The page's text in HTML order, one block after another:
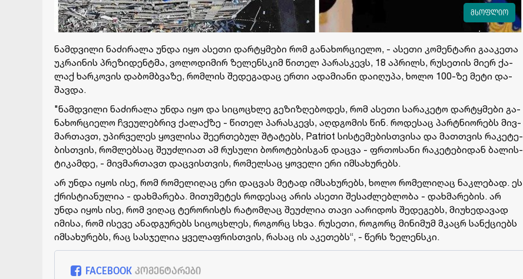
მსოფლიო
ნამ­დვი­ლი ნა­ძი­რა­ლა უნდა იყო ასე­თი დარ­ტყმე­ბი რომ გა­ნა­ხორ­ცი­ე­ლო, - ასე­თი კო­მენ­ტა­რი გა­ა­კე­თა
უკ­რა­ი­ნის პრე­ზი­დენ­ტმა, ვო­ლო­დი­მირ ზე­ლენ­სკიმ წი­თელ პა­რას­კევს, 18 აპ­რილს, რუ­სე­თის მიერ ქა­
ლაქ ხარ­კო­ვის და­ბომბვა­ზე, რომ­ლის შე­დე­გა­დაც ერთი ადა­მი­ა­ნი და­ი­ღუ­პა, ხოლო 100-ზე მეტი და­
შავ­და.
"ნამ­დვი­ლი ნა­ძი­რა­ლა უნდა იყო და სი­ცო­ცხლე გე­ზი­ზღე­ბო­დეს, რომ ასე­თი სა­რა­კე­ტო დარ­ტყმე­ბი გა­
ნა­ხორ­ცი­ე­ლო ჩვე­უ­ლებ­რივ ქა­ლაქ­ზე - წი­თელ პა­რას­კევს, აღ­დგო­მის წინ. რო­დე­საც პარტნი­ო­რებს მივ­
მარ­თავთ, უპირ­ვე­ლეს ყოვ­ლი­სა შე­ერ­თე­ბულ შტა­ტებს, Patriot სის­ტე­მე­ბის­თვი­სა და მათ­თვის რა­კე­ტე­
ბის­თვის, რომ­ლებ­საც შე­უძ­ლი­ათ ამ რუ­სუ­ლი ბო­რო­ტე­ბის­გან დაც­ვა - ფრთო­სა­ნი რა­კე­ტე­ბი­დან ბა­ლის­
ტი­კამ­დე, - მივ­მარ­თავთ დაც­ვის­თვის, რო­მელ­საც ყო­ვე­ლი ერი იმ­სა­ხუ­რებს.
არ უნდა იყოს ისე, რომ რო­მე­ლი­ღაც ერი დაც­ვას მე­ტად იმ­სა­ხუ­რებს, ხოლო რო­მე­ლი­ღაც ნაკ­ლე­ბად. ეს
ქრის­ტი­ა­ნუ­ლია - დახ­მა­რე­ბა. მი­თუ­მე­ტეს რო­დე­საც არის ასე­თი შე­საძ­ლებ­ლო­ბა - დახ­მა­რე­ბის. არ
უნდა იყოს ისე, რომ ვი­ღაც ტე­რო­რისტს რა­ტომ­ღაც შე­უძ­ლია თავი აა­რი­დოს შე­დე­გებს, მი­უ­ხე­და­ვად
იმი­სა, რომ ისე­ვე ანად­გუ­რებს სი­ცო­ცხლეს, რო­გორც სხვა. რუ­სე­თი, რო­გორც მი­ნი­მუმ მკაცრ სან­ქცი­ებს
იმ­სა­ხუ­რებს, რაც სას­ჯე­ლია ყვე­ლაფ­რის­თვის, რა­საც ის აკე­თებს“, - წერს ზე­ლენ­სკი.
FACEBOOK კომენტარები